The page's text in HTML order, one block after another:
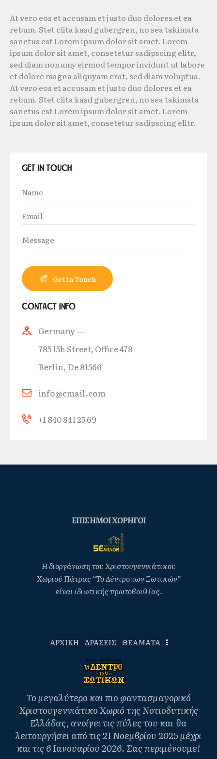
At vero eos et accusam et justo duo dolores et ea
rebum. Stet clita kasd gubergren, no sea takimata
sanctus est Lorem ipsum dolor sit amet. Lorem
ipsum dolor sit amet, consetetur sadipscing elitr,
sed diam nonumy eirmod tempor invidunt ut labore
et dolore magna aliquyam erat, sed diam voluptua.
At vero eos et accusam et justo duo dolores et ea
rebum. Stet clita kasd gubergren, no sea takimata
sanctus est Lorem ipsum dolor sit amet. Lorem
ipsum dolor sit amet, consetetur sadipscing elitr.
Get in Touch
Contact Info
Germany —
785 15h Street, Office 478
Berlin, De 81566
info@email.com
+1 840 841 25 69
ΕΠΙΣΗΜΟΙ ΧΟΡΗΓΟΙ
Η διοργάνωση του Χριστουγεννιάτικου
Χωριού Πάτρας “Το Δέντρο των Ξωτικών”
είναι ιδιωτικής πρωτοβουλίας.
ΑΡΧΙΚΗ ΔΡΑΣΕΙΣ ΘΕΑΜΑΤΑ
Το μεγαλύτερο και πιο φαντασμαγορικό
Χριστουγεννιάτικο Χωριό της Νοτιοδυτικής
Ελλάδας, ανοίγει τις πύλες του και θα
λειτουργήσει από τις 21 Νοεμβρίου 2025 μέχρι
και τις 6 Ιανουαρίου 2026. Σας περιμένουμε!